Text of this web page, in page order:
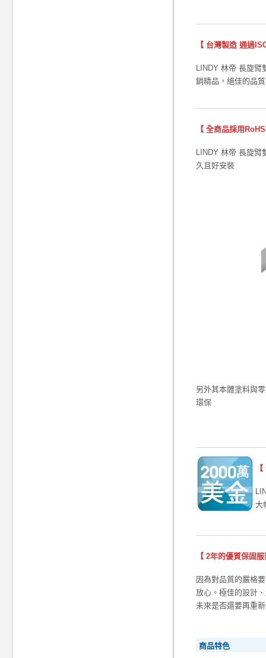
【 台灣製造 通過
LINDY 林帝 長旋
銷精品，絕佳的品
【 全商品採用
LINDY 林帝 長旋臂
久且好安裝
另外其本體塗料與
環保
大
【 2年的優質保固
因為對品質的嚴格
放心。極佳的設計
未來是否還要再重
商品特色